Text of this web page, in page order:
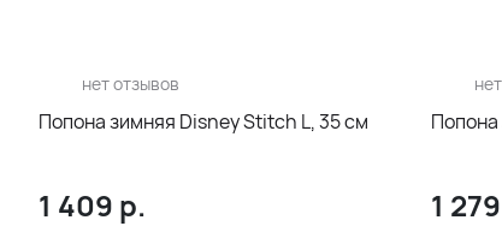
нет отзывов
Попона зимняя Disney Stitch L, 35 см
1 409 р. 1 279